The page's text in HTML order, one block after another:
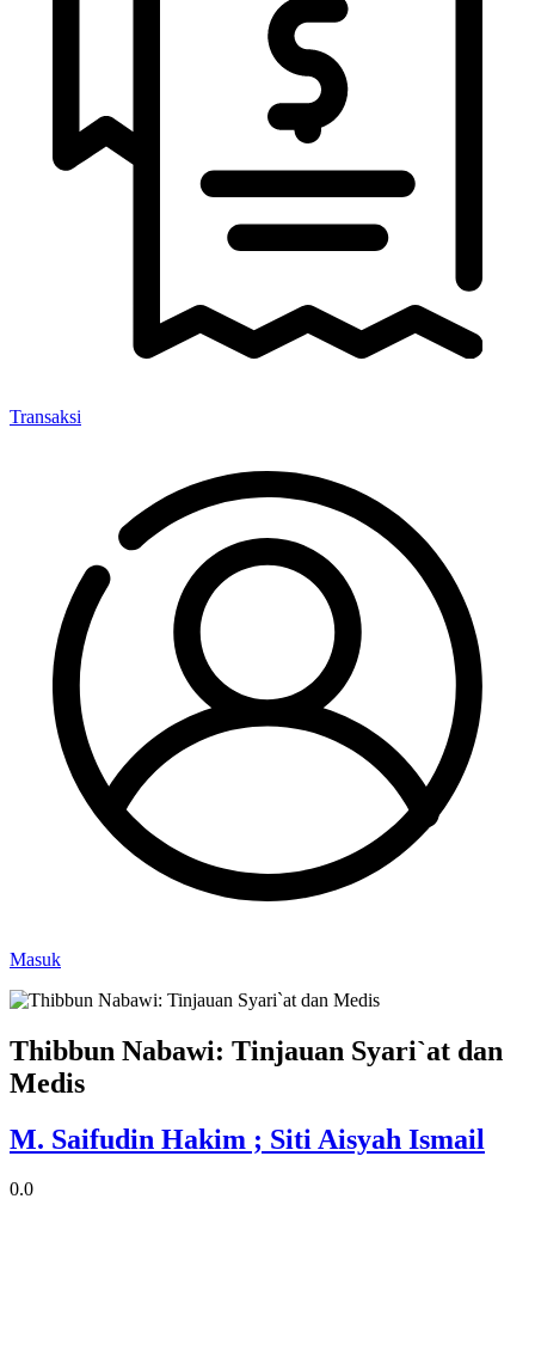
Transaksi
Masuk
Thibbun Nabawi: Tinjauan Syari`at dan
Medis
M. Saifudin Hakim ; Siti Aisyah Ismail
0.0